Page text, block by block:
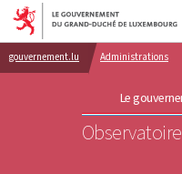
Aller au
Aller
gouvernement.lu Administrations
Le